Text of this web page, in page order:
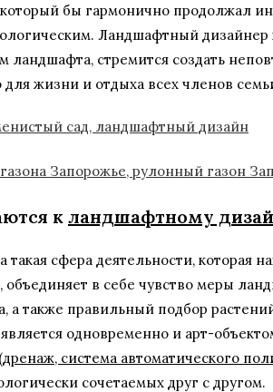
бы гармонично продолжал
Ландшафтный дизайнер
ландшафта, стремится создать
для жизни и отдыха всех членов
к ландшафтному
сфера деятельности, которая
в себе чувство меры
а также правильный подбор
одновременно и арт-
дренаж, система автоматического
сочетаемых друг с другом.